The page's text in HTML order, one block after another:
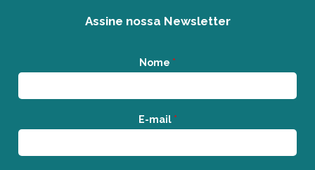
Assine nossa Newsletter
Nome *
E-mail *